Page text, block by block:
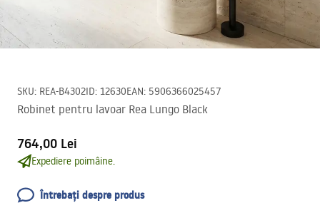
SKU: REA-B4302ID: 12630EAN: 5906366025457
Robinet pentru lavoar Rea Lungo Black
764,00 Lei
Expediere poimâine.
Întrebați despre produs